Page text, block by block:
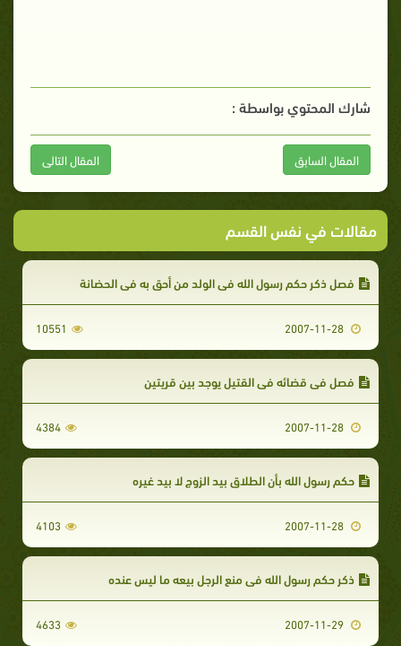
شارك المحتوي بواسطة :
المقال السابق المقال التالى
مقالات في نفس القسم
فصل ذكر حكم رسول الله في الولد من أحق به في الحضانة
10551
فصل في قضائه في القتيل يوجد بين قريتين
4384
حكم رسول الله بأن الطلاق بيد الزوج لا بيد غيره
4103
ذكر حكم رسول الله في منع الرجل بيعه ما ليس عنده
4633